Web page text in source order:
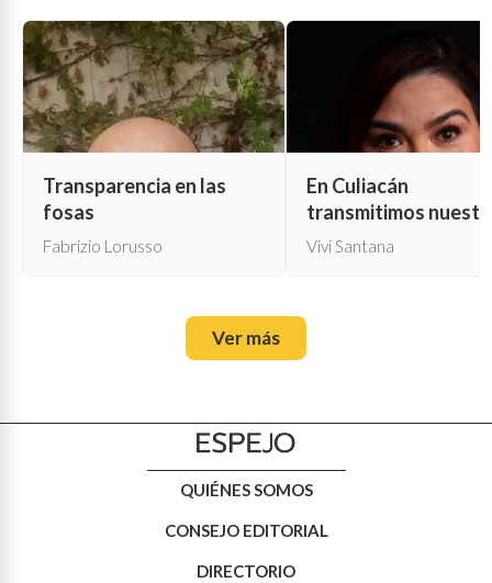
Transparencia en las
fosas
Fabrizio Lorusso
En Culiacán
transmitimos
propia muerte
Vivi Santana
Ver más
QUIÉNES SOMOS
CONSEJO EDITORIAL
DIRECTORIO